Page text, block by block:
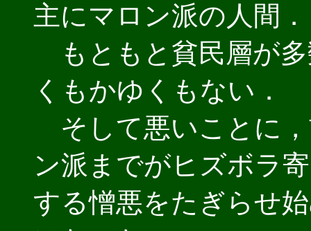
主にマロン派の人間．
もともと貧民層が
くもかゆくもない．
そして悪いことに
ン派までがヒズボラ
する憎悪をたぎらせ